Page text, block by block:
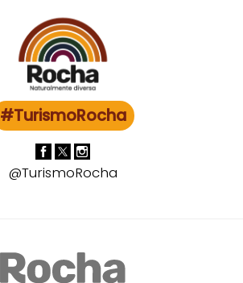
#TurismoRocha
@TurismoRocha